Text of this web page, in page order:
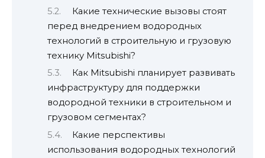
Какие технические вызовы стоят
перед внедрением водородных
технологий в строительную и грузовую
технику Mitsubishi?
Как Mitsubishi планирует развивать
инфраструктуру для поддержки
водородной техники в строительном и
грузовом сегментах?
Какие перспективы
использования водородных технологий